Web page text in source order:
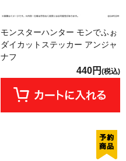
モンスターハンター モンでふぉ
ダイカットステッカー アンジャ
ナフ
440円 (税込)